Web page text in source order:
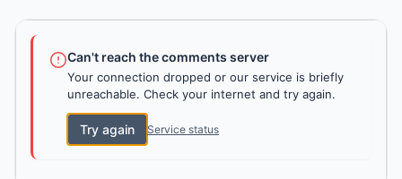
Can't reach the comments server
Your connection dropped or our service is briefly
unreachable. Check your internet and try again.
Try again Service status